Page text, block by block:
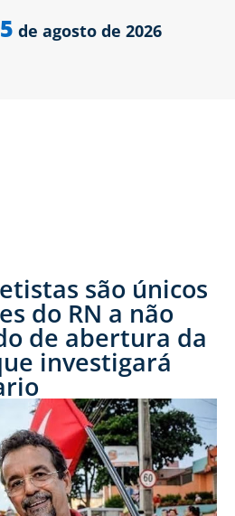
5 de agosto de 2026
são únicos
do RN a não
de abertura da
investigará